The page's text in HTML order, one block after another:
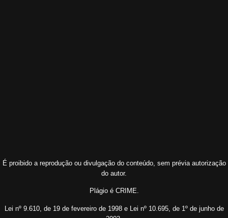
É proibido a reprodução ou divulgação do conteúdo, sem prévia autorização
do autor.
Plágio é CRIME.
Lei nº 9.610, de 19 de fevereiro de 1998 e Lei nº 10.695, de 1º de junho de